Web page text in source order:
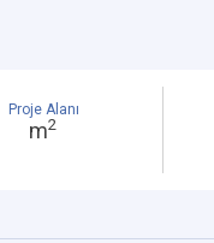
Proje Alanı
m2